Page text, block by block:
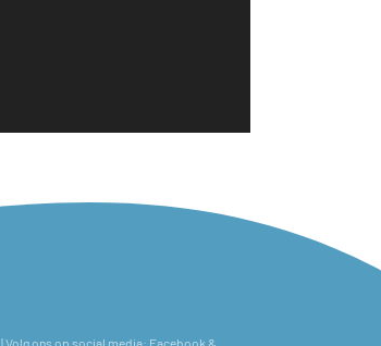
| Volg ons op social media: Facebook &